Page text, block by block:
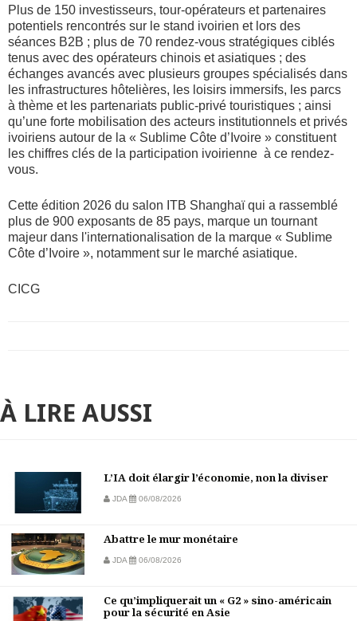
Plus de 150 investisseurs, tour-opérateurs et partenaires
potentiels rencontrés sur le stand ivoirien et lors des
séances B2B ; plus de 70 rendez-vous stratégiques ciblés
tenus avec des opérateurs chinois et asiatiques ; des
échanges avancés avec plusieurs groupes spécialisés dans
les infrastructures hôtelières, les loisirs immersifs, les parcs
à thème et les partenariats public-privé touristiques ; ainsi
qu’une forte mobilisation des acteurs institutionnels et privés
ivoiriens autour de la « Sublime Côte d’Ivoire » constituent
les chiffres clés de la participation ivoirienne à ce rendez-
vous.
Cette édition 2026 du salon ITB Shanghaï qui a rassemblé
plus de 900 exposants de 85 pays, marque un tournant
majeur dans l'internationalisation de la marque « Sublime
Côte d’Ivoire », notamment sur le marché asiatique.
CICG
À LIRE AUSSI
L’IA doit élargir l’économie, non la diviser
JDA 06/08/2026
Abattre le mur monétaire
JDA 06/08/2026
Ce qu’impliquerait un « G2 » sino-américain
pour la sécurité en Asie